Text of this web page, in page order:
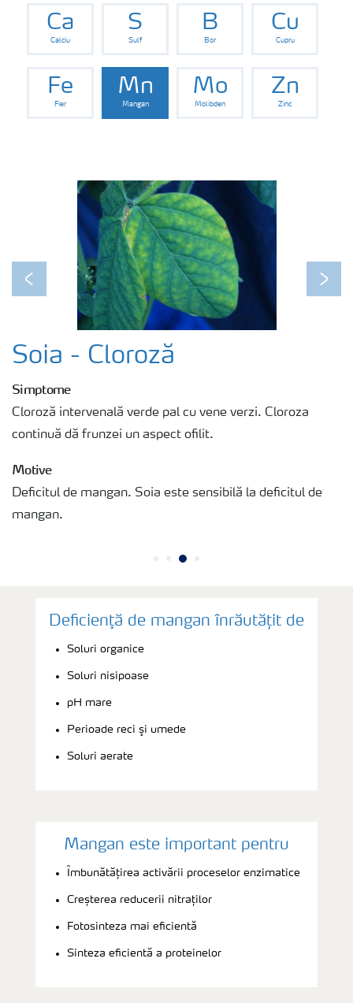
Publicații
Ca
Calciu
S
Sulf
B
Bor
Cu
Cupru
Fe
Fier
Mn
Mangan
Mo
Molibden
Zn
Zinc
Previous Next
Soia - Cloroză
Simptome
Cloroză intervenală verde pal cu vene verzi. Cloroza
continuă dă frunzei un aspect ofilit.
Motive
Deficitul de mangan. Soia este sensibilă la deficitul de
mangan.
Deficienţă de mangan înrăutățit de
Soluri organice
Soluri nisipoase
pH mare
Perioade reci şi umede
Soluri aerate
Mangan este important pentru
Îmbunătățirea activării proceselor enzimatice
Creșterea reducerii nitraților
Fotosinteza mai eficientă
Sinteza eficientă a proteinelor